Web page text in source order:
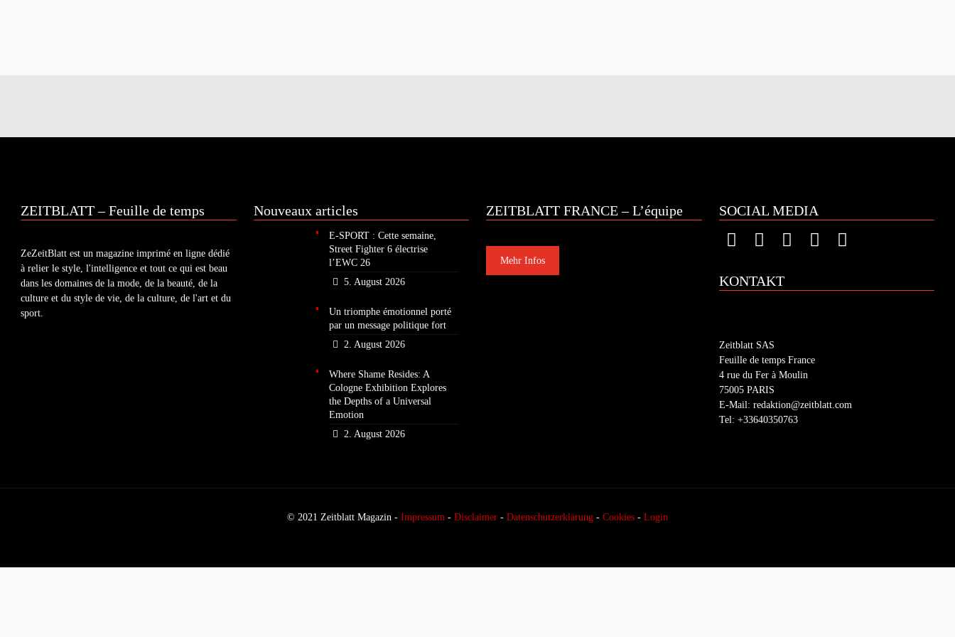
ZEITBLATT – Feuille de temps
ZeZeitBlatt est un magazine imprimé en ligne dédié
à relier le style, l'intelligence et tout ce qui est beau
dans les domaines de la mode, de la beauté, de la
culture et du style de vie, de la culture, de l'art et du
sport.
Nouveaux articles
E-SPORT : Cette semaine,
Street Fighter 6 électrise
l’EWC 26
5. August 2026
Un triomphe émotionnel porté
par un message politique fort
2. August 2026
Where Shame Resides: A
Cologne Exhibition Explores
the Depths of a Universal
Emotion
2. August 2026
ZEITBLATT FRANCE – L’équipe
Mehr Infos
SOCIAL MEDIA
KONTAKT
Zeitblatt SAS
Feuille de temps France
4 rue du Fer à Moulin
75005 PARIS
E-Mail: redaktion@zeitblatt.com
Tel: +33640350763
© 2021 Zeitblatt Magazin - Impressum - Disclaimer - Datenschutzerklärung - Cookies - Login